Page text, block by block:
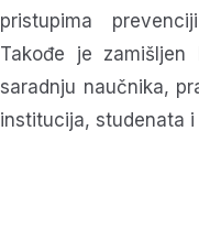
pristupima
Takođe je zamišljen
saradnju naučnika,
institucija, studenata i